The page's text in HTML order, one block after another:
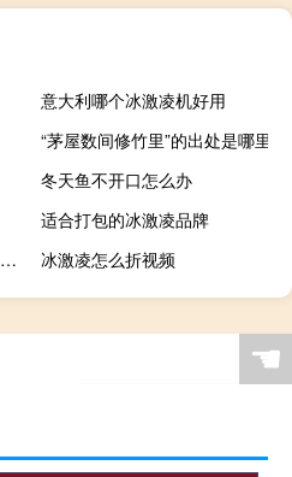
意大利哪个冰激凌机好用
“茅屋数间修竹里”的出处是哪里
冬天鱼不开口怎么办
适合打包的冰激凌品牌
笔记本fn功能键反（笔记本fn功能键设置）
冰激凌怎么折视频
☚